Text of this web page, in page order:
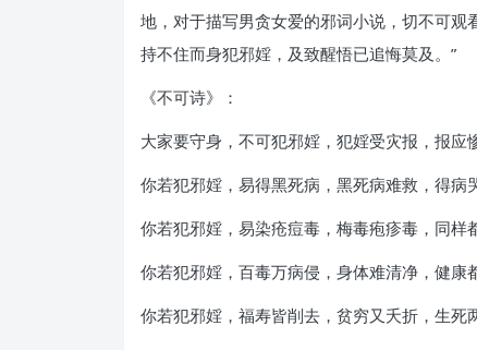
地，对于描写男贪女爱的邪词小说，切不可
持不住而身犯邪婬，及致醒悟已追悔莫及。”
《不可诗》：
大家要守身，不可犯邪婬，犯婬受灾报，报应
你若犯邪婬，易得黑死病，黑死病难救，得病
你若犯邪婬，易染疮痘毒，梅毒疱疹毒，同样
你若犯邪婬，百毒万病侵，身体难清净，健康
你若犯邪婬，福寿皆削去，贫穷又夭折，生死